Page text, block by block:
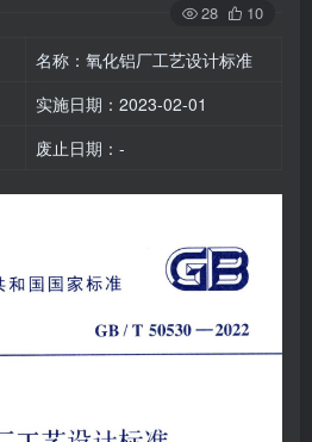
28 10
名称：氧化铝厂工艺设计标准
实施日期：2023-02-01
废止日期：-